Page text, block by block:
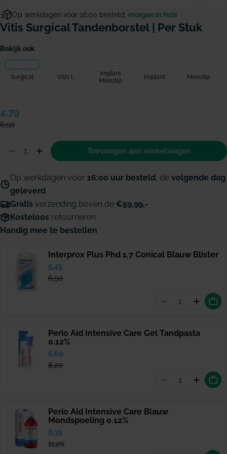
Op werkdagen voor 16:00 besteld, morgen in huis
Vitis Surgical Tandenborstel | Per Stuk
Bekijk ook
Surgical Vitis I...
Implant
Monotip
Implant Monotip
Verkoopprijs
4,79
Normale
prijs
6,50
Hoeveelheid
Aantal verminderen voor Vitis Surgical
Hoeveelheid verhogen voor Vitis Surgical
Toevoegen aan winkelwagen
Op werkdagen voor 16:00 uur besteld, de volgende dag
geleverd
Gratis verzending boven de €59,99,-
Kosteloos retourneren
Handig mee te bestellen
Interprox Plus Phd 1,7 Conical Blauw Blister
Verkoopprijs
5,45
Normale
prijs
6,50
Aantal
Perio Aid Intensive Care Gel Tandpasta
0.12%
Verkoopprijs
6,69
Normale
prijs
8,20
Aantal
Perio Aid Intensive Care Blauw
Mondspoeling 0.12%
Verkoopprijs
8,35
Normale
prijs
11,20